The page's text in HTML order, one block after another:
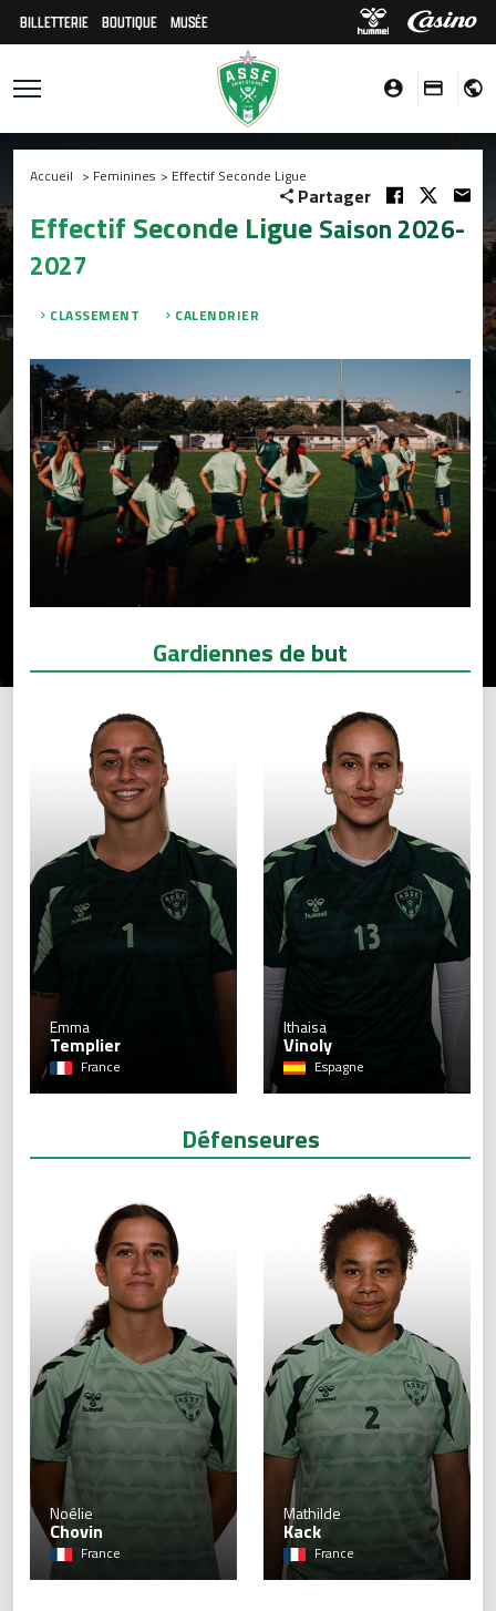
BILLETTERIE BOUTIQUE MUSÉE
Accueil > Feminines > Effectif Seconde Ligue
Partager
Effectif Seconde Ligue Saison 2026-
2027
CLASSEMENT CALENDRIER
Gardiennes de but
1
Emma
Templier
France
Ithaisa
Vinoly
Espagne
Défenseures
Noélie
Chovin
France
Mathilde
Kack
France